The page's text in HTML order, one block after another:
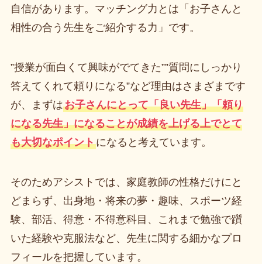
自信があります。マッチング力とは「お子さんと
相性の合う先生をご紹介する力」です。
”授業が面白くて興味がでてきた””質問にしっかり
答えてくれて頼りになる”など理由はさまざまです
が、まずはお子さんにとって「良い先生」「頼り
になる先生」になることが成績を上げる上でとて
も大切なポイントになると考えています。
そのためアシストでは、家庭教師の性格だけにと
どまらず、出身地・将来の夢・趣味、スポーツ経
験、部活、得意・不得意科目、これまで勉強で躓
いた経験や克服法など、先生に関する細かなプロ
フィールを把握しています。